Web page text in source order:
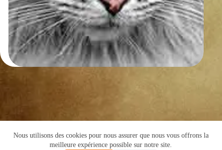
Nous utilisons des cookies pour nous assurer que nous vous offrons la
meilleure expérience possible sur notre site.
Copyright © 2016 -Cyril de Grivel PLAN DU SITE